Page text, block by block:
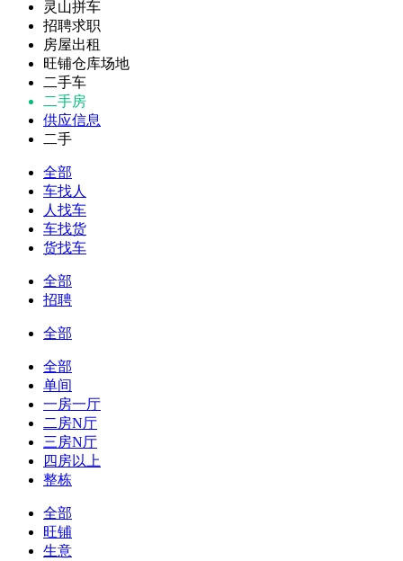
灵山拼车
招聘求职
房屋出租
旺铺仓库场地
二手车
二手房
供应信息
二手
全部
车找人
人找车
车找货
货找车
全部
招聘
全部
全部
单间
一房一厅
二房N厅
三房N厅
四房以上
整栋
全部
旺铺
生意